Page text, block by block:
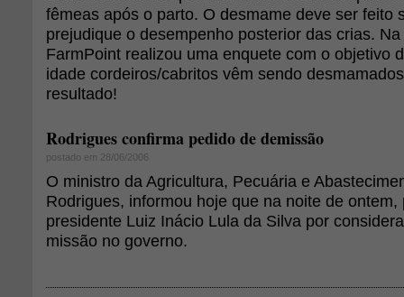
fêmeas após o parto. O desmame deve ser feito
prejudique o desempenho posterior das crias.
FarmPoint realizou uma enquete com o objetivo
idade cordeiros/cabritos vêm sendo
resultado!
Rodrigues confirma pedido de demissão
postado em 28/06/2006
O ministro da Agricultura, Pecuária e
Rodrigues, informou hoje que na noite de
presidente Luiz Inácio Lula da Silva por
missão no governo.